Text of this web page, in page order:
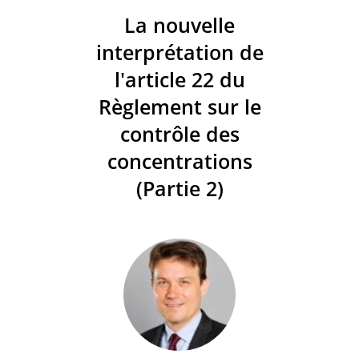
La nouvelle
interprétation de
l'article 22 du
Règlement sur le
contrôle des
concentrations
(Partie 2)